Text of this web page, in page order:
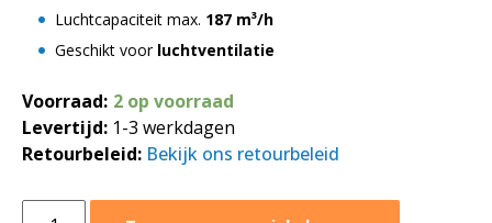
Luchtcapaciteit max. 187 m³/h
Geschikt voor luchtventilatie
Voorraad: 2 op voorraad
Levertijd: 1-3 werkdagen
Retourbeleid: Bekijk ons retourbeleid